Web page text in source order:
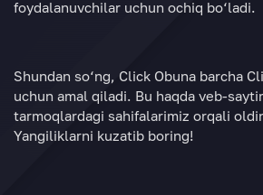
foydalanuvchilar uchun ochiq bo‘ladi.
Shundan so‘ng, Click Obuna barcha
uchun amal qiladi. Bu haqda veb-
tarmoqlardagi sahifalarimiz orqali
Yangiliklarni kuzatib boring!